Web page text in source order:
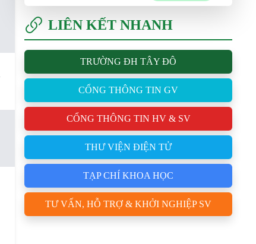
LIÊN KẾT NHANH
TRƯỜNG ĐH TÂY ĐÔ
CỔNG THÔNG TIN GV
CỔNG THÔNG TIN HV & SV
THƯ VIỆN ĐIỆN TỬ
TẠP CHÍ KHOA HỌC
TƯ VẤN, HỖ TRỢ & KHỞI NGHIỆP SV